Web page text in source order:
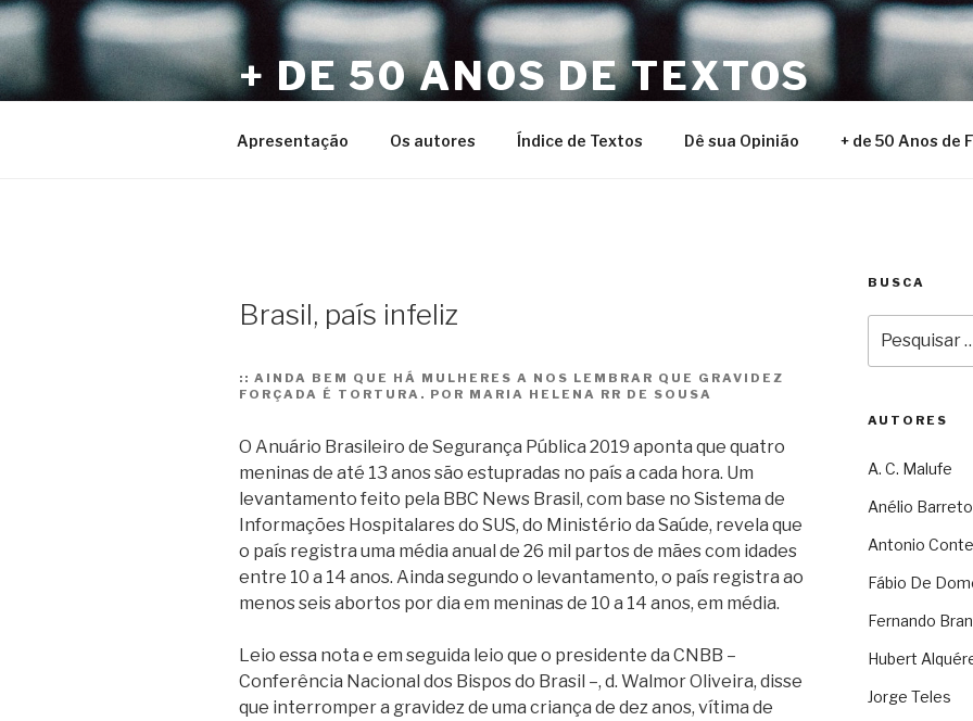
Pular
para
o
conteúdo
+ DE 50 ANOS DE TEXTOS
Apresentação Os autores Índice de Textos Dê sua Opinião + de 50 Anos de
Brasil, país infeliz
:: AINDA BEM QUE HÁ MULHERES A NOS LEMBRAR QUE GRAVIDEZ
FORÇADA É TORTURA. POR MARIA HELENA RR DE SOUSA
O Anuário Brasileiro de Segurança Pública 2019 aponta que quatro
meninas de até 13 anos são estupradas no país a cada hora. Um
levantamento feito pela BBC News Brasil, com base no Sistema de
Informações Hospitalares do SUS, do Ministério da Saúde, revela que
o país registra uma média anual de 26 mil partos de mães com idades
entre 10 a 14 anos. Ainda segundo o levantamento, o país registra ao
menos seis abortos por dia em meninas de 10 a 14 anos, em média.
Leio essa nota e em seguida leio que o presidente da CNBB –
Conferência Nacional dos Bispos do Brasil –, d. Walmor Oliveira, disse
que interromper a gravidez de uma criança de dez anos, vítima de
BUSCA
por:
AUTORES
A. C. Malufe
Anélio Barreto
Antonio
Fábio De
Fernando
Hubert
Jorge Teles